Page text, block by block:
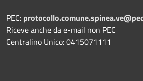
PEC:
Riceve anche da e-mail non PEC
Centralino Unico: 0415071111